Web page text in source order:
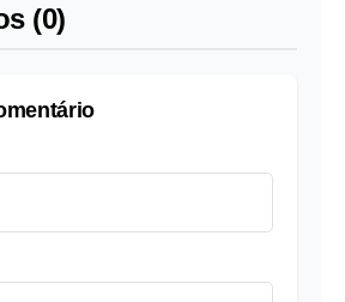
(0)